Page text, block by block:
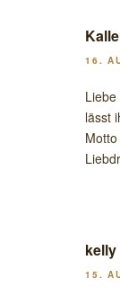
Kalle
16.
lässt
kelly
15.